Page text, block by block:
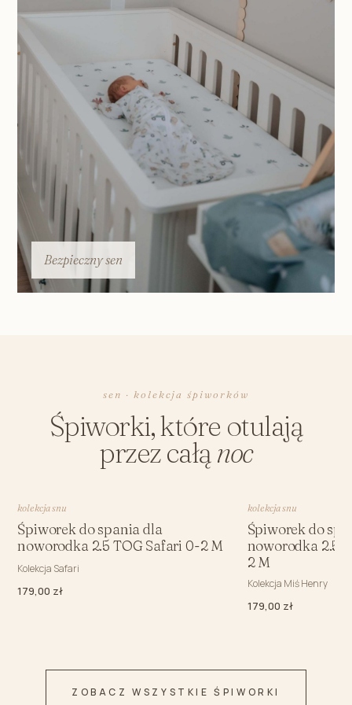
Bezpieczny sen
sen · kolekcja śpiworków
Śpiworki, które otulają
przez całąnoc
kolekcja snu
Śpiworek do spania dla
noworodka 2.5 TOG Safari 0-2 M
Kolekcja Safari
179,00 zł
kolekcja snu
Śpiworek do
noworodka 2.5
2 M
Kolekcja Miś Henry
179,00 zł
ZOBACZ WSZYSTKIE ŚPIWORKI